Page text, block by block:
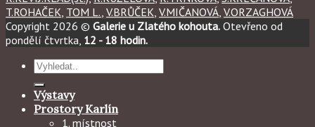
T.ROHAČEK TOM L. V.BRŮČEK V.MIČANOVÁ V.ORZAGHOVÁ
Copyright 2026 © Galerie u Zlatého kohouta. Otevřeno od
pondělí čtvrtka, 12 - 18 hodin.
Hledat:
Výstavy
Prostory Karlín
1. místnost